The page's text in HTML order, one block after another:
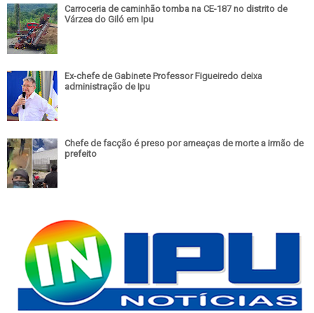
Carroceria de caminhão tomba na CE-187 no distrito de
Várzea do Giló em Ipu
Ex-chefe de Gabinete Professor Figueiredo deixa
administração de Ipu
Chefe de facção é preso por ameaças de morte a irmão de
prefeito